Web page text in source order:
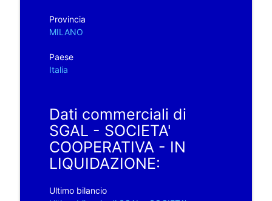
Provincia
MILANO
Paese
Italia
Dati commerciali di
SGAL - SOCIETA'
COOPERATIVA - IN
LIQUIDAZIONE:
Ultimo bilancio